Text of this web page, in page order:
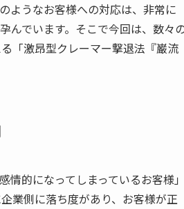
ようなお客様への対応は、非常に
んでいます。そこで今回は、数々
「激昂型クレーマー撃退法『巌流
情的になってしまっているお客様
業側に落ち度があり、お客様が正